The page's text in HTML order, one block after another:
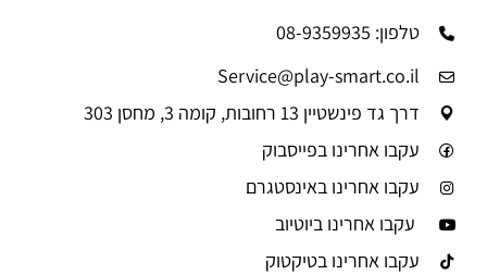
טלפון: 08-9359935
Service@play-smart.co.il
דרך גד פינשטיין 13 רחובות, קומה 3, מחסן 303
עקבו אחרינו בפייסבוק
עקבו אחרינו באינסטגרם
עקבו אחרינו ביוטיוב
עקבו אחרינו בטיקטוק